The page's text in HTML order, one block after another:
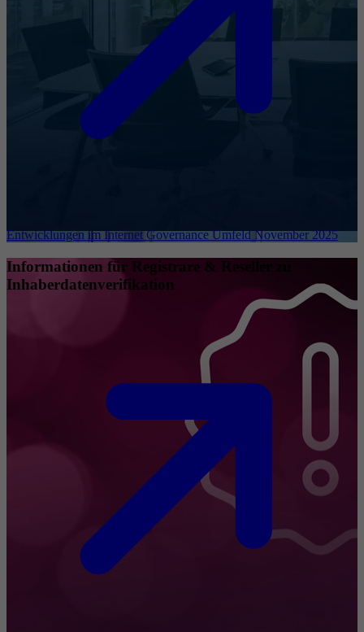
Entwicklungen im Internet Governance Umfeld November 2025
Informationen für Registrare & Reseller zu
Inhaberdatenverifikation